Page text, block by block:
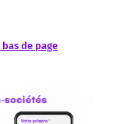
bas de page